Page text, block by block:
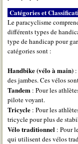
Catégories et
Le paracyclisme
différents types de
type de handicap pour
catégories sont :
Handbike (vélo à main)
des jambes. Ces vélos
Tandem : Pour les
pilote voyant.
Tricycle : Pour les
tricycle pour plus de
Vélo traditionnel : Pour
qui utilisent des vélos